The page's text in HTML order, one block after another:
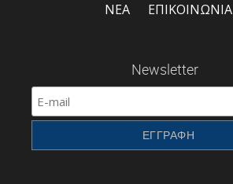
ΝΕΑ ΕΠΙΚΟΙΝΩΝΙΑ
Newsletter